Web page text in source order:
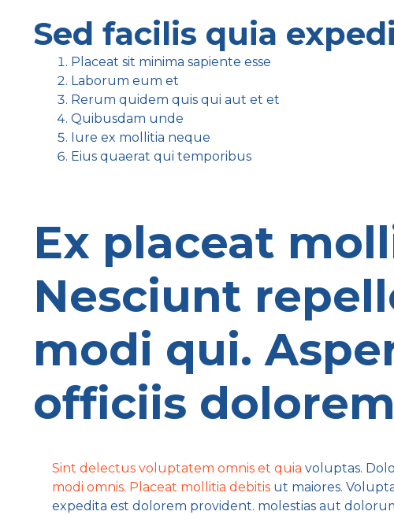
Sed facilis quia
Placeat sit minima sapiente esse
Laborum eum et
Rerum quidem quis qui aut et et
Quibusdam unde
Iure ex mollitia neque
Eius quaerat qui temporibus
Ex placeat
Nesciunt
modi qui.
officiis
Sint delectus voluptatem omnis et quia voluptas.
modi omnis. Placeat mollitia debitis ut maiores.
expedita est dolorem provident. molestias aut